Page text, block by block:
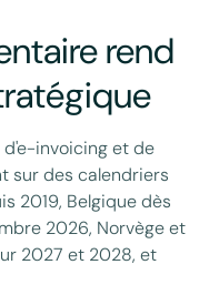
rend
d'e-invoicing et de
sur des calendriers
2019, Belgique dès
2026, Norvège et
2027 et 2028, et